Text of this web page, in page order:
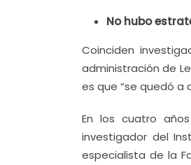
No hubo
Coinciden
administración de
es que “se quedó a
En los cuatro
investigador del
especialista de la